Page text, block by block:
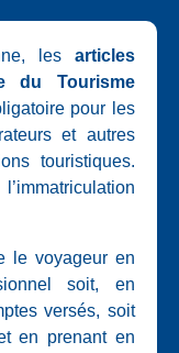
les articles
du Tourisme
pour les
et autres
touristiques.
le voyageur en
soit, en
versés, soit
en prenant en